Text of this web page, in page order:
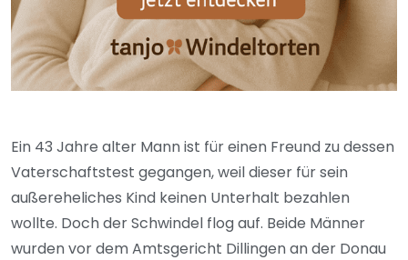
Ein 43 Jahre alter Mann ist für einen Freund zu dessen
Vaterschaftstest gegangen, weil dieser für sein
außereheliches Kind keinen Unterhalt bezahlen
wollte. Doch der Schwindel flog auf. Beide Männer
wurden vor dem Amtsgericht Dillingen an der Donau